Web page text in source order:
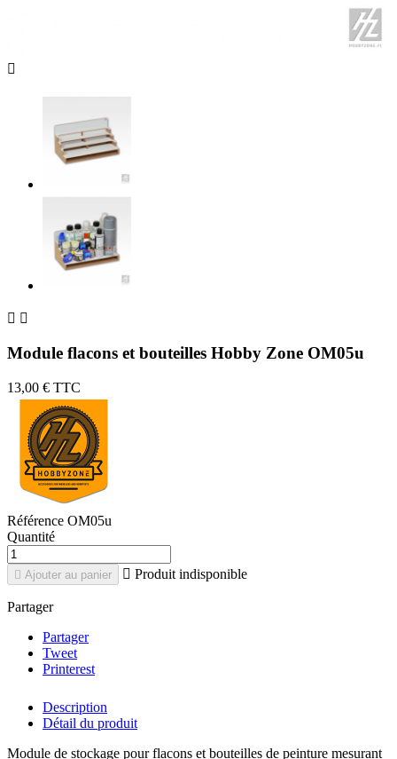

 
Module flacons et bouteilles Hobby Zone OM05u
13,00 € TTC
Référence OM05u
Quantité
 Ajouter au panier  Produit indisponible
Partager
Partager
Tweet
Printerest
Description
Détail du produit
Module de stockage pour flacons et bouteilles de peinture mesurant